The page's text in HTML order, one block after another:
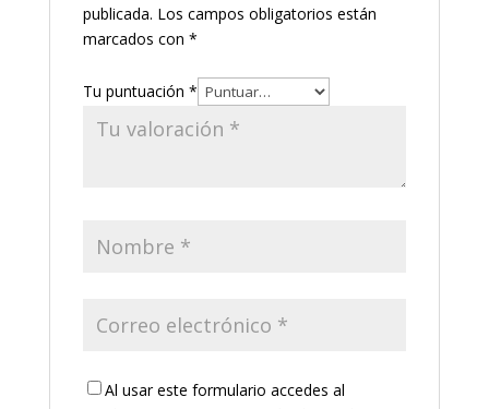
publicada. Los campos obligatorios están
marcados con *
Tu puntuación *
Al usar este formulario accedes al